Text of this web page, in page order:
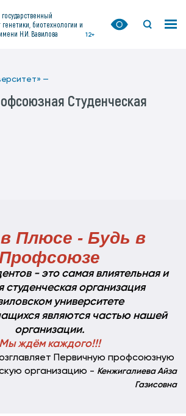
государственный
генетики, биотехнологии и
Н.И. Вавилова
12+
—
Студенческая
Плюсе - Будь в
- это самая влиятельная и
студенческая организация
университете
являются частью нашей
организации.
Мы ждём каждого!!!
Первичную профсоюзную
организацию - Кенжигалиева Айза
Газисовна